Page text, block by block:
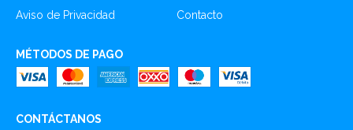
Aviso de Privacidad Contacto
MÉTODOS DE PAGO
CONTÁCTANOS